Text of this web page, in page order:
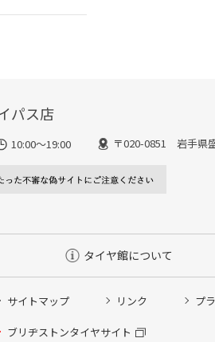
パス店
10:00～19:00 〒020-0851 岩手県
タイヤ館について
サイトマップ リンク プ
ブリヂストンタイヤサイト
/タイヤ履き替え/オイル交換/その他ピット